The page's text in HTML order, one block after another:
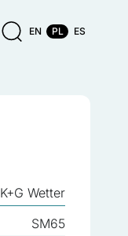
EN PL ES
K+G Wetter
SM65